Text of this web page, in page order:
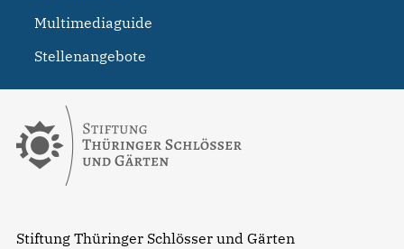
Stiftung Thüringer Schlösser und Gärten
Multimediaguide
Stellenangebote